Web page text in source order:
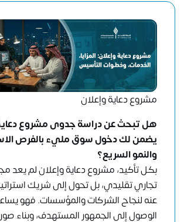
مشروع دعاية وإعلان
هل تبحث عن دراسة جدوى مشروع
يضمن لك دخول سوق مليء بالفرص
والنمو السريع؟
بكل تأكيد، مشروع دعاية وإعلان لم يعد
تجاري تقليدي، بل تحول إلى شريك
عنه لنجاح الشركات والمؤسسات. فهو
الوصول إلى الجمهور المستهدف، وبناء